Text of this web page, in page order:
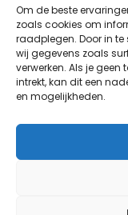
Om de beste
zoals cookies om
raadplegen. Door in
wij gegevens zoals
verwerken. Als je
intrekt, kan dit een
en mogelijkheden.
Binnen 24